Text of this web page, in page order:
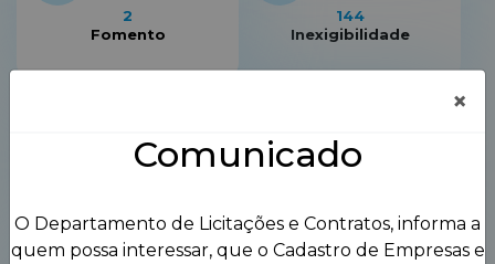
144
Inexigibilidade
2
Fomento
×
Comunicado
O Departamento de Licitações e Contratos, informa a
quem possa interessar, que o Cadastro de Empresas e